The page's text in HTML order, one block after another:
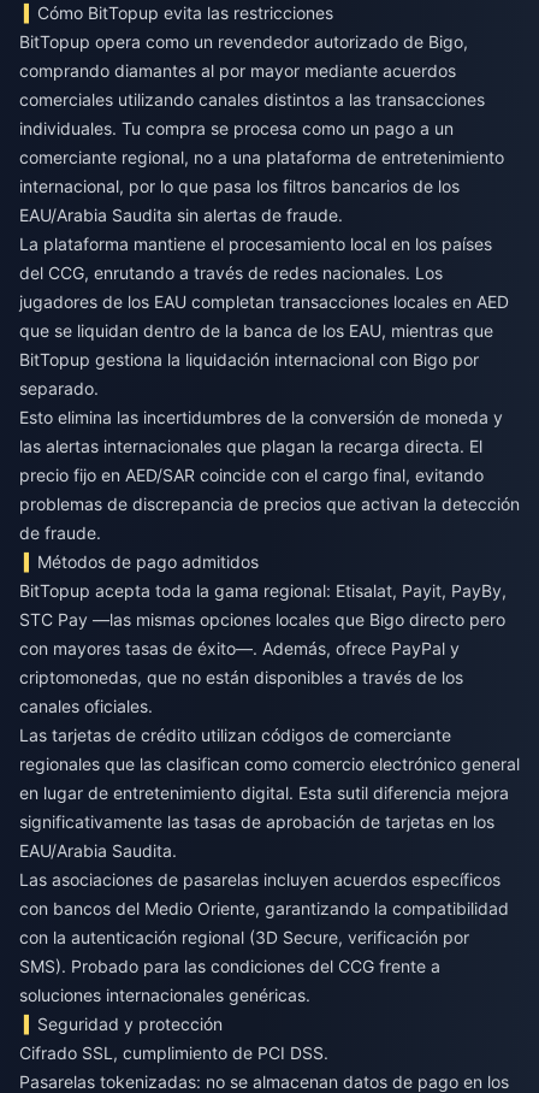
Cómo BitTopup evita las restricciones
BitTopup opera como un revendedor autorizado de Bigo,
comprando diamantes al por mayor mediante acuerdos
comerciales utilizando canales distintos a las transacciones
individuales. Tu compra se procesa como un pago a un
comerciante regional, no a una plataforma de entretenimiento
internacional, por lo que pasa los filtros bancarios de los
EAU/Arabia Saudita sin alertas de fraude.
La plataforma mantiene el procesamiento local en los países
del CCG, enrutando a través de redes nacionales. Los
jugadores de los EAU completan transacciones locales en AED
que se liquidan dentro de la banca de los EAU, mientras que
BitTopup gestiona la liquidación internacional con Bigo por
separado.
Esto elimina las incertidumbres de la conversión de moneda y
las alertas internacionales que plagan la recarga directa. El
precio fijo en AED/SAR coincide con el cargo final, evitando
problemas de discrepancia de precios que activan la detección
de fraude.
Métodos de pago admitidos
BitTopup acepta toda la gama regional: Etisalat, Payit, PayBy,
STC Pay —las mismas opciones locales que Bigo directo pero
con mayores tasas de éxito—. Además, ofrece PayPal y
criptomonedas, que no están disponibles a través de los
canales oficiales.
Las tarjetas de crédito utilizan códigos de comerciante
regionales que las clasifican como comercio electrónico general
en lugar de entretenimiento digital. Esta sutil diferencia mejora
significativamente las tasas de aprobación de tarjetas en los
EAU/Arabia Saudita.
Las asociaciones de pasarelas incluyen acuerdos específicos
con bancos del Medio Oriente, garantizando la compatibilidad
con la autenticación regional (3D Secure, verificación por
SMS). Probado para las condiciones del CCG frente a
soluciones internacionales genéricas.
Seguridad y protección
Cifrado SSL, cumplimiento de PCI DSS.
Pasarelas tokenizadas: no se almacenan datos de pago en los